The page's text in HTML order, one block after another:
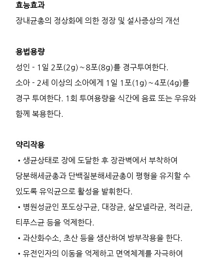
효능효과
장내균총의 정상화에 의한 정장 및 설사증상의 개선
용법용량
성인 - 1일 2포(2g)～8포(8g)를 경구투여한다.
소아 - 2세 이상의 소아에게 1일 1포(1g)～4포(4g)를
경구 투여한다. 1회 투여용량을 식간에 음료 또는 우유와
함께 복용한다.
약리작용
•생균상태로 장에 도달한 후 장관벽에서 부착하여
당분해세균총과 단백질분해세균총이 평형을 유지할 수
있도록 유익균으로 활성을 발휘한다.
•병원성균인 포도상구균, 대장균, 살모넬라균, 적리균,
티푸스균 등을 억제한다.
•과산화수소, 초산 등을 생산하여 방부작용을 한다.
•유전인자의 이동을 억제하고 면역체계를 자극하여